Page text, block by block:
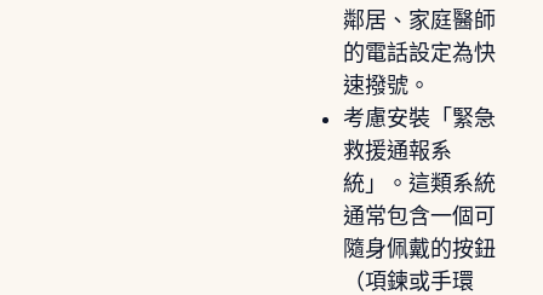
鄰居、家庭醫師
的電話設定為快
速撥號。
考慮安裝「緊急
救援通報系
統」。這類系統
通常包含一個可
隨身佩戴的按鈕
（項鍊或手環